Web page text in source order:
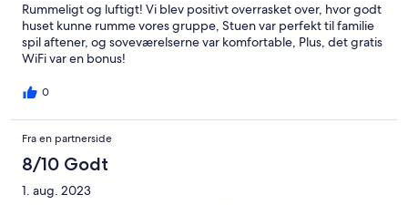
Rummeligt og luftigt! Vi blev positivt overrasket over, hvor godt
huset kunne rumme vores gruppe, Stuen var perfekt til familie
spil aftener, og soveværelserne var komfortable, Plus, det gratis
WiFi var en bonus!
0
Fra en partnerside
8/10 Godt
1. aug. 2023